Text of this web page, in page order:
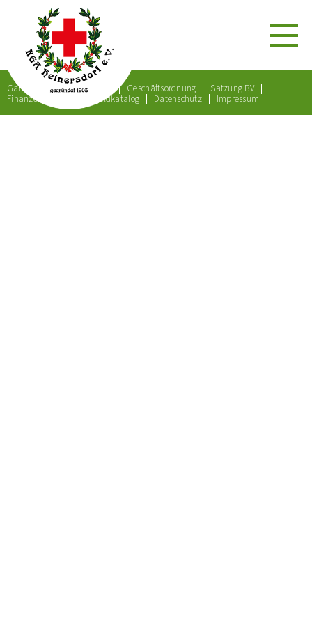
Gartenordnung Satzung Geschäftsordnung
Satzung BV
Finanzordnung
Bußgeldkatalog Datenschutz Impressum